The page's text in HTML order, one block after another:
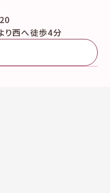
り西へ徒歩4分